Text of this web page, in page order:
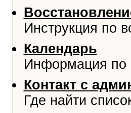
Инструкция по
Календарь
Информация по
Контакт с
Где найти